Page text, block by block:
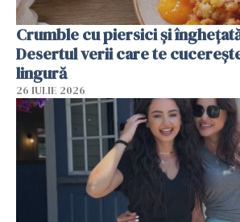
Crumble cu piersici și
Desertul verii care te
lingură
26 IULIE 2026